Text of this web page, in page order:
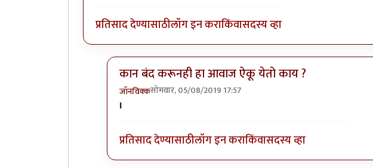
प्रतिसाद देण्यासाठीलॉग इन कराकिंवासदस्य व्हा
कान बंद करूनही हा आवाज ऐकू येतो काय ?
जॉनविक्कसोमवार, 05/08/2019 17:57
In reply to
I
प्रतिसाद देण्यासाठीलॉग इन कराकिंवासदस्य व्हा